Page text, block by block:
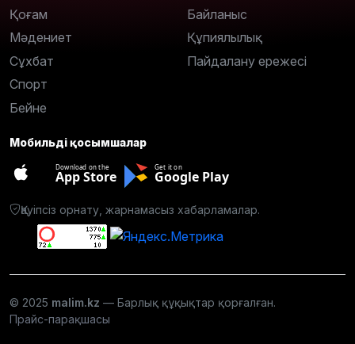
Қоғам
Мәдениет
Сұхбат
Спорт
Бейне
Байланыс
Құпиялылық
Пайдалану ережесі
Мобильді қосымшалар
Download on the
App Store
Get it on
Google Play
Қауіпсіз орнату, жарнамасыз хабарламалар.
© 2025 malim.kz — Барлық құқықтар қорғалған.
Прайс-парақшасы